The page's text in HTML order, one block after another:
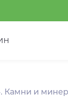
Камни и